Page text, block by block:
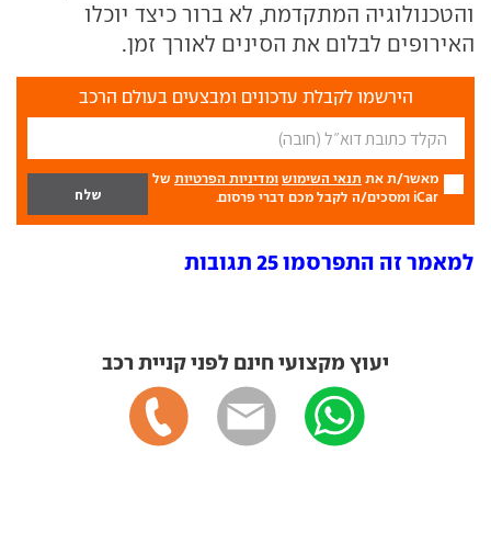
והטכנולוגיה המתקדמת, לא ברור כיצד יוכלו
האירופים לבלום את הסינים לאורך זמן.
הירשמו לקבלת עדכונים ומבצעים בעולם הרכב
מאשר/ת את תנאי השימוש ומדיניות הפרטיות של
iCar ומסכים/ה לקבל מכם דברי פרסום.
למאמר זה התפרסמו 25 תגובות
יעוץ מקצועי חינם לפני קניית רכב